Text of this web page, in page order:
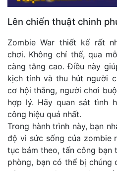
Lên chiến thuật chinh
Zombie War thiết kế rất
chơi. Không chỉ thế, qua
càng tăng cao. Điều này
kịch tính và thu hút người
cơ hội thắng, người chơi
hợp lý. Hãy quan sát tình
công hiệu quả nhất.
Trong hành trình này, bạn
độ vì sức sống của zombie
tục bám theo, tấn công bạn
phòng, bạn có thể bị chúng